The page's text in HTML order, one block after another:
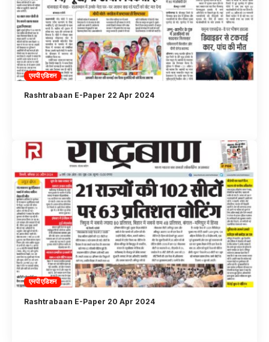
एमपी एडिशन
Rashtrabaan E-Paper 22 Apr 2024
एमपी एडिशन
Rashtrabaan E-Paper 20 Apr 2024